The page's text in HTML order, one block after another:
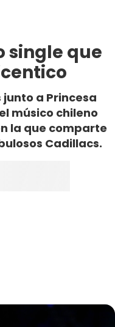
single que
a Princesa
músico chileno
la que comparte
Cadillacs.